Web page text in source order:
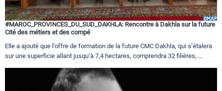
#MAROC_PROVINCES_DU_SUD_DAKHLA: Rencontre à Dakhla sur la future
Cité des métiers et des compé
Elle a ajouté que l’offre de formation de la future CMC Dakhla, qui s’étalera
sur une superficie allant jusqu’à 7,4 hectares, comprendra 32 filières, ...